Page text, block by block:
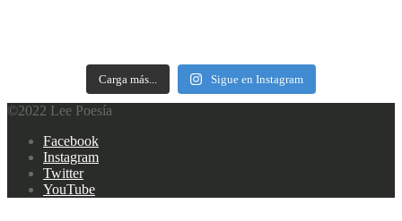
Carga más... Sigue en Instagram
©2022 Lee Poesía
Footer
navigation
Facebook
Instagram
Twitter
YouTube